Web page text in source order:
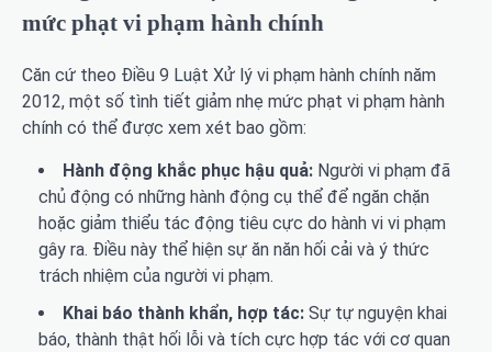
mức phạt vi phạm hành chính
Căn cứ theo Điều 9 Luật Xử lý vi phạm hành chính năm
2012, một số tình tiết giảm nhẹ mức phạt vi phạm hành
chính có thể được xem xét bao gồm:
Hành động khắc phục hậu quả: Người vi phạm đã
chủ động có những hành động cụ thể để ngăn chặn
hoặc giảm thiểu tác động tiêu cực do hành vi vi phạm
gây ra. Điều này thể hiện sự ăn năn hối cải và ý thức
trách nhiệm của người vi phạm.
Khai báo thành khẩn, hợp tác: Sự tự nguyện khai
báo, thành thật hối lỗi và tích cực hợp tác với cơ quan